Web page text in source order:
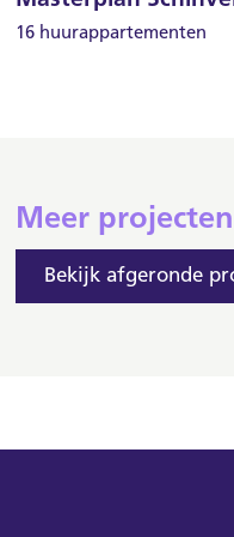
Meer
Bekijk afgeronde